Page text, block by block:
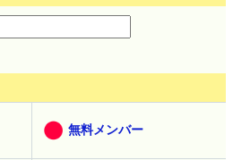
無料メンバー